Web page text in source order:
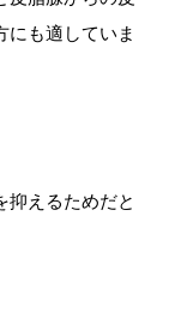
にも適していま
抑えるためだと